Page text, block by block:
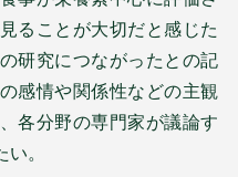
ることが大切だと感じた
研究につながったとの記
感情や関係性などの主観
各分野の専門家が議論す
。